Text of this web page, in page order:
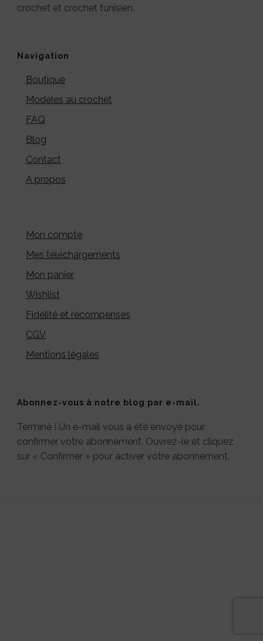
crochet et crochet tunisien.
Navigation
Boutique
Modèles au crochet
FAQ
Blog
Contact
A propos
Mon compte
Mes téléchargements
Mon panier
Wishlist
Fidélité et récompenses
CGV
Mentions légales
Abonnez-vous à notre blog par e-mail.
Terminé ! Un e-mail vous a été envoyé pour
confirmer votre abonnement. Ouvrez-le et cliquez
sur « Confirmer » pour activer votre abonnement.